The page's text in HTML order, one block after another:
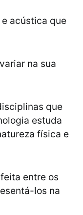
acústica que
na sua
que
estuda
física e
entre os
los na